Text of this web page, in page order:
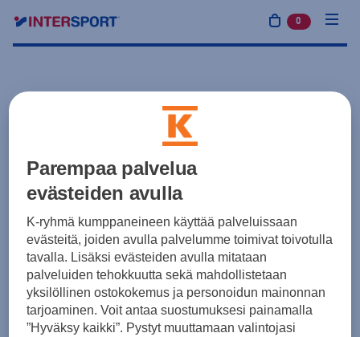
0 tuotetta
Parempaa palvelua
evästeiden avulla
K-ryhmä kumppaneineen käyttää palveluissaan
evästeitä, joiden avulla palvelumme toimivat toivotulla
tavalla. Lisäksi evästeiden avulla mitataan
palveluiden tehokkuutta sekä mahdollistetaan
yksilöllinen ostokokemus ja personoidun mainonnan
tarjoaminen. Voit antaa suostumuksesi painamalla
”Hyväksy kaikki”. Pystyt muuttamaan valintojasi